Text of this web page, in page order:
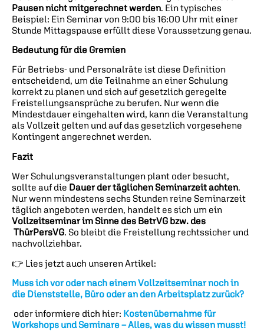
Pausen nicht mitgerechnet werden . Ein typisches
Beispiel: Ein Seminar von 9:00 bis 16:00 Uhr mit einer
Stunde Mittagspause erfüllt diese Voraussetzung genau.
Bedeutung für die Gremien
Für Betriebs- und Personalräte ist diese Definition
entscheidend, um die Teilnahme an einer Schulung
korrekt zu planen und sich auf gesetzlich geregelte
Freistellungsansprüche zu berufen. Nur wenn die
Mindestdauer eingehalten wird, kann die Veranstaltung
als Vollzeit gelten und auf das gesetzlich vorgesehene
Kontingent angerechnet werden.
Fazit
Wer Schulungsveranstaltungen plant oder besucht,
sollte auf die Dauer der täglichen Seminarzeit achten.
Nur wenn mindestens sechs Stunden reine Seminarzeit
täglich angeboten werden, handelt es sich um ein
Vollzeitseminar im Sinne des BetrVG bzw. des
ThürPersVG. So bleibt die Freistellung rechtssicher und
nachvollziehbar.
👉 Lies jetzt auch unseren Artikel:
Muss ich vor oder nach einem Vollzeitseminar noch in
die Dienststelle, Büro oder an den Arbeitsplatz zurück?
oder informiere dich hier: Kostenübernahme für
Workshops und Seminare – Alles, was du wissen musst!